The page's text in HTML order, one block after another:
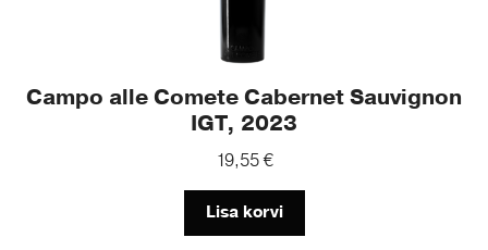
Campo alle Comete Cabernet Sauvignon
IGT, 2023
19,55€
Lisa korvi